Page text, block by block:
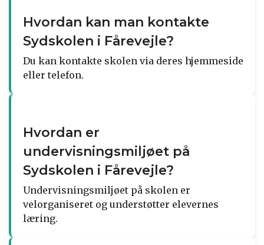
Hvordan kan man kontakte
Sydskolen i Fårevejle?
Du kan kontakte skolen via deres hjemmeside
eller telefon.
Hvordan er
undervisningsmiljøet på
Sydskolen i Fårevejle?
Undervisningsmiljøet på skolen er
velorganiseret og understøtter elevernes
læring.